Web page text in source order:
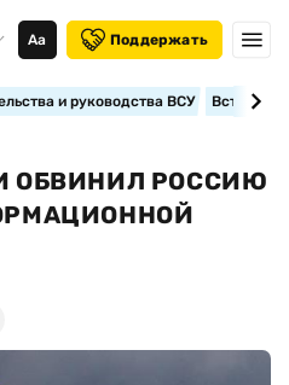
Аа Поддержать
и руководства ВСУ
ОБВИНИЛ РОССИЮ